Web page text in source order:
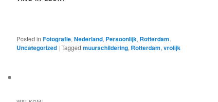
Posted in Fotografie,Nederland, Persoonlijk, Rotterdam,
Uncategorized |Tagged muurschildering, Rotterdam,vrolijk